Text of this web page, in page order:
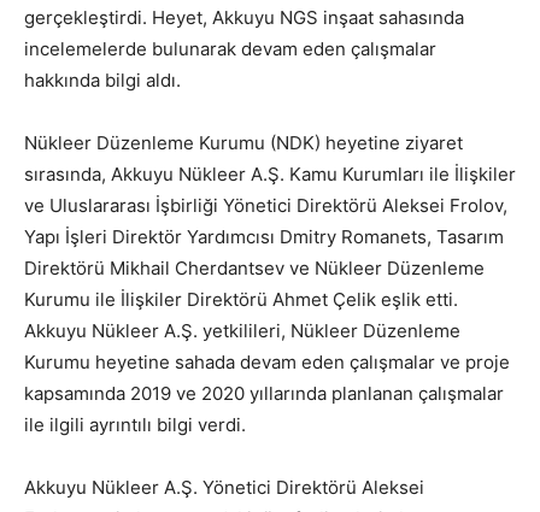
gerçekleştirdi. Heyet, Akkuyu NGS inşaat sahasında
incelemelerde bulunarak devam eden çalışmalar
hakkında bilgi aldı.
Nükleer Düzenleme Kurumu (NDK) heyetine ziyaret
sırasında, Akkuyu Nükleer A.Ş. Kamu Kurumları ile İlişkiler
ve Uluslararası İşbirliği Yönetici Direktörü Aleksei Frolov,
Yapı İşleri Direktör Yardımcısı Dmitry Romanets, Tasarım
Direktörü Mikhail Cherdantsev ve Nükleer Düzenleme
Kurumu ile İlişkiler Direktörü Ahmet Çelik eşlik etti.
Akkuyu Nükleer A.Ş. yetkilileri, Nükleer Düzenleme
Kurumu heyetine sahada devam eden çalışmalar ve proje
kapsamında 2019 ve 2020 yıllarında planlanan çalışmalar
ile ilgili ayrıntılı bilgi verdi.
Akkuyu Nükleer A.Ş. Yönetici Direktörü Aleksei